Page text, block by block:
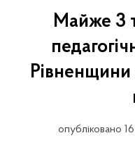
Майже 3
Рівненщини
опубліковано